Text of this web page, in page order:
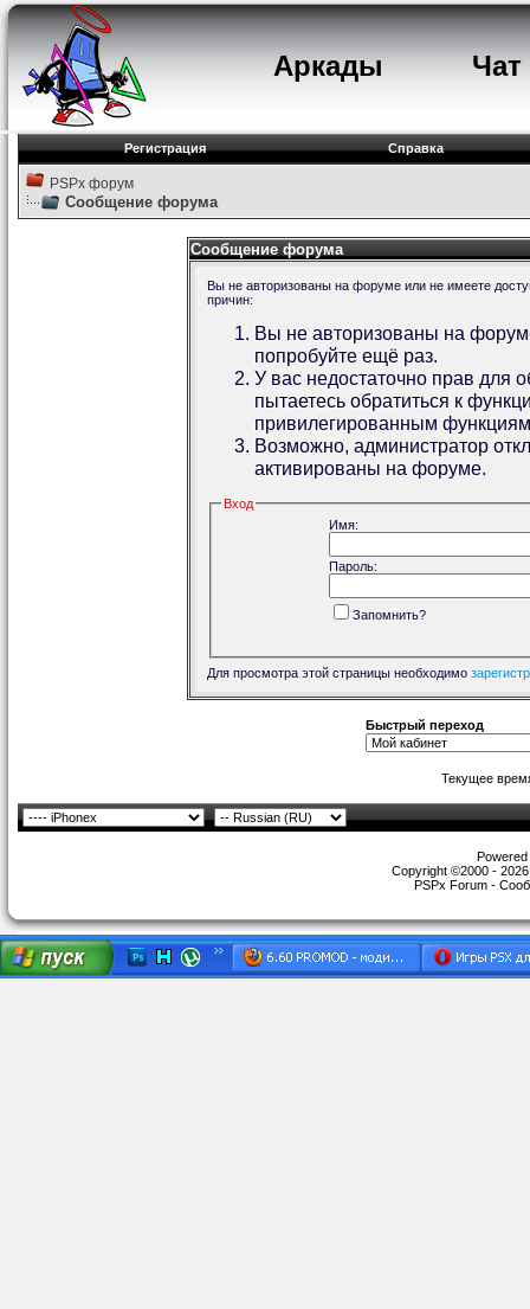
Аркады Чат
Регистрация Справка
PSPx форум
Сообщение форума
Сообщение форума
Вы не авторизованы на форуме или не имеете
причин:
Вы не авторизованы на
попробуйте ещё раз.
У вас недостаточно прав для
пытаетесь обратиться к
привилегированным
Возможно, администратор
активированы на форуме.
Вход
Имя:
Пароль:
Запомнить?
Для просмотра этой страницы необходимо
Быстрый переход
Текущее
Copyright ©2000 -
PSPx Forum -